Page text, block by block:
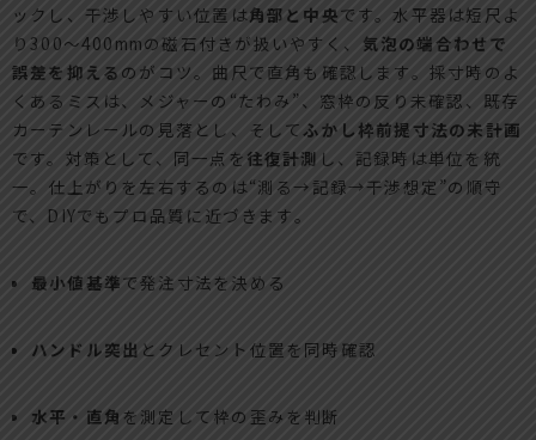
ックし、干渉しやすい位置は角部と中央です。水平器は短尺よ
り300〜400mmの磁石付きが扱いやすく、 気泡の端合わせで
誤差を抑える のがコツ。曲尺で直角も確認します。採寸時のよ
くあるミスは、メジャーの“たわみ”、窓枠の反り未確認、既存
カーテンレールの見落とし、そしてふかし枠前提寸法の未計画
です。対策として、同一点を 往復計測 し、記録時は単位を統
一。仕上がりを左右するのは“測る→記録→干渉想定”の順守
で、DIYでもプロ品質に近づきます。
最小値基準で発注寸法を決める
ハンドル突出 とクレセント位置を同時確認
水平・直角 を測定して枠の歪みを判断